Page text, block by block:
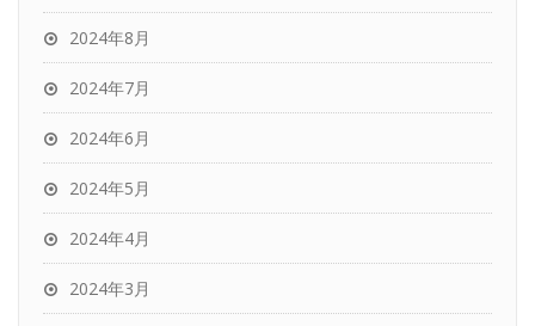
2024年8月
2024年7月
2024年6月
2024年5月
2024年4月
2024年3月